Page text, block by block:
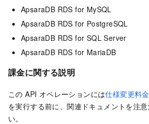
ApsaraDB RDS for MySQL
ApsaraDB RDS for PostgreSQL
ApsaraDB RDS for SQL Server
ApsaraDB RDS for MariaDB
課金に関する説明
この API オペレーションには仕様変更料金
を実行する前に、関連ドキュメントを注
い。